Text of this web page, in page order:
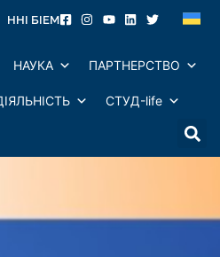
ННІ БІЕМ
НАУКА ПАРТНЕРСТВО
СТУД-life